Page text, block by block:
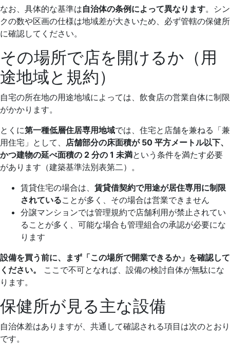
なお、具体的な基準は自治体の条例によって異なります。シン
クの数や区画の仕様は地域差が大きいため、必ず管轄の保健所
に確認してください。
その場所で店を開けるか（用
途地域と規約）
自宅の所在地の用途地域によっては、飲食店の営業自体に制限
がかかります。
とくに第一種低層住居専用地域では、住宅と店舗を兼ねる「兼
用住宅」として、 店舗部分の床面積が 50 平方メートル以下、
かつ建物の延べ面積の 2 分の 1 未満という条件を満たす必要
があります（建築基準法別表第二）。
賃貸住宅の場合は、 賃貸借契約で用途が居住専用に制限
されていることが多く、その場合は営業できません
分譲マンションでは管理規約で店舗利用が禁止されてい
ることが多く、可能な場合も管理組合の承認が必要にな
ります
設備を買う前に、まず「この場所で開業できるか」を確認して
ください。
ここで不可となれば、設備の検討自体が無駄にな
ります。
保健所が見る主な設備
自治体差はありますが、共通して確認される項目は次のとおり
です。